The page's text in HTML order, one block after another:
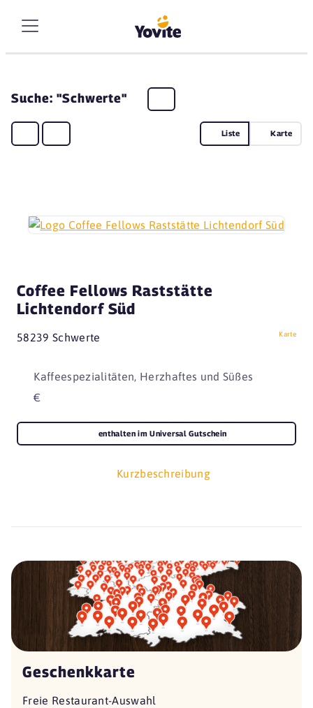
Suche: "Schwerte"
Liste Karte
Coffee Fellows Raststätte
Lichtendorf Süd
58239 Schwerte Karte
Kaffeespezialitäten, Herzhaftes und Süßes
€
Kurzbeschreibung
enthalten im Universal Gutschein
Geschenkkarte
Freie Restaurant-Auswahl